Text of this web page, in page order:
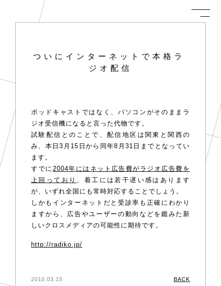
ついにインターネットで本格ラ
ジオ配信
ポッドキャストではなく、パソコンがそのままラ
ジオ受信機になると言った代物です。
試験配信とのことで、配信地区は関東と関西の
み、本日3月15日から同年8月31日までとなってい
ます。
すでに 2004年にはネット広告費がラジオ広告費を
上回っており 、着工には若干遅い感はあります
が、いずれ全国にも常時対応することでしょう。
しかもインターネットだと受診率も正確にわかり
ますから、広告やユーザーの動向などを鑑みた新
しいクロスメディアの可能性に期待です。
http://radiko.jp/
2010.03.15 BACK